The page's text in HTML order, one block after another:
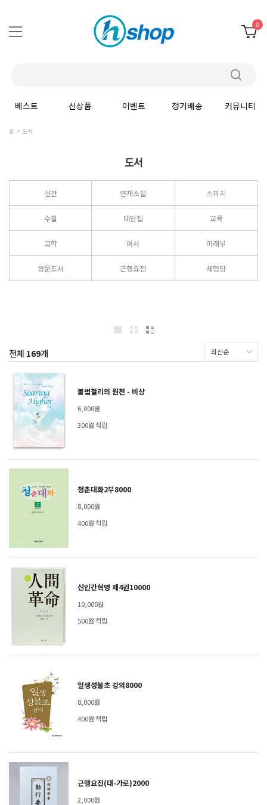
0
베스트 신상품 이벤트 정기배송 커뮤니티
홈 도서
도서
신간 연재소설 스피치
수필 대담집 교육
교학 어서 미래부
영문도서 근행요전 체험담
전체 169개
불법철리의 원천 - 비상
6,000원
300원 적립
청춘대화2부8000
8,000원
400원 적립
신인간혁명 제4권10000
10,000원
500원 적립
일생성불초 강의8000
8,000원
400원 적립
근행요전(대-가로)2000
2,000원